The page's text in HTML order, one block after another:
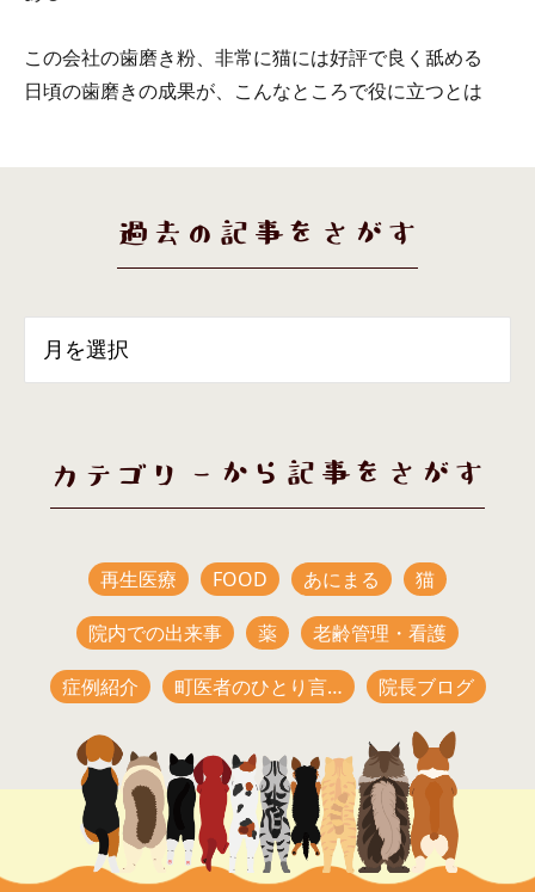
この会社の歯磨き粉、非常に猫には好評で良く舐める
日頃の歯磨きの成果が、こんなところで役に立つとは
過去の記事をさがす
カテゴリーから記事をさがす
再生医療 FOOD あにまる 猫
院内での出来事 薬 老齢管理・看護
症例紹介 町医者のひとり言… 院長ブログ